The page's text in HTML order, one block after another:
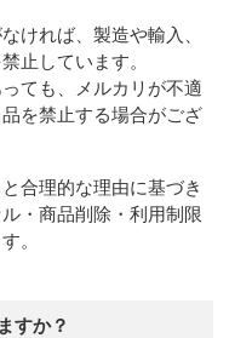
ければ、製造や輸入、
止しています。
ても、メルカリが不適
を禁止する場合がござ
合理的な理由に基づき
・商品削除・利用制限
。
すか？